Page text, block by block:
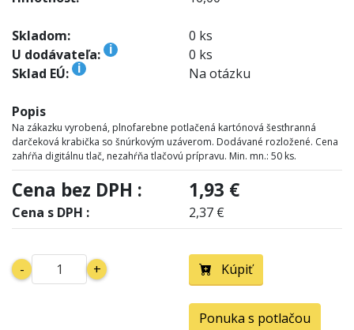
Skladom:
0 ks
U dodávateľa:
i
0 ks
Sklad EÚ:
i Na otázku
Popis
Na zákazku vyrobená, plnofarebne potlačená kartónová šesťhranná
darčeková krabička so šnúrkovým uzáverom. Dodávané rozložené. Cena
zahŕňa digitálnu tlač, nezahŕňa tlačovú prípravu. Min. mn.: 50 ks.
Cena bez DPH : 1,93 €
Cena s DPH : 2,37 €
- + Kúpiť
Ponuka s potlačou